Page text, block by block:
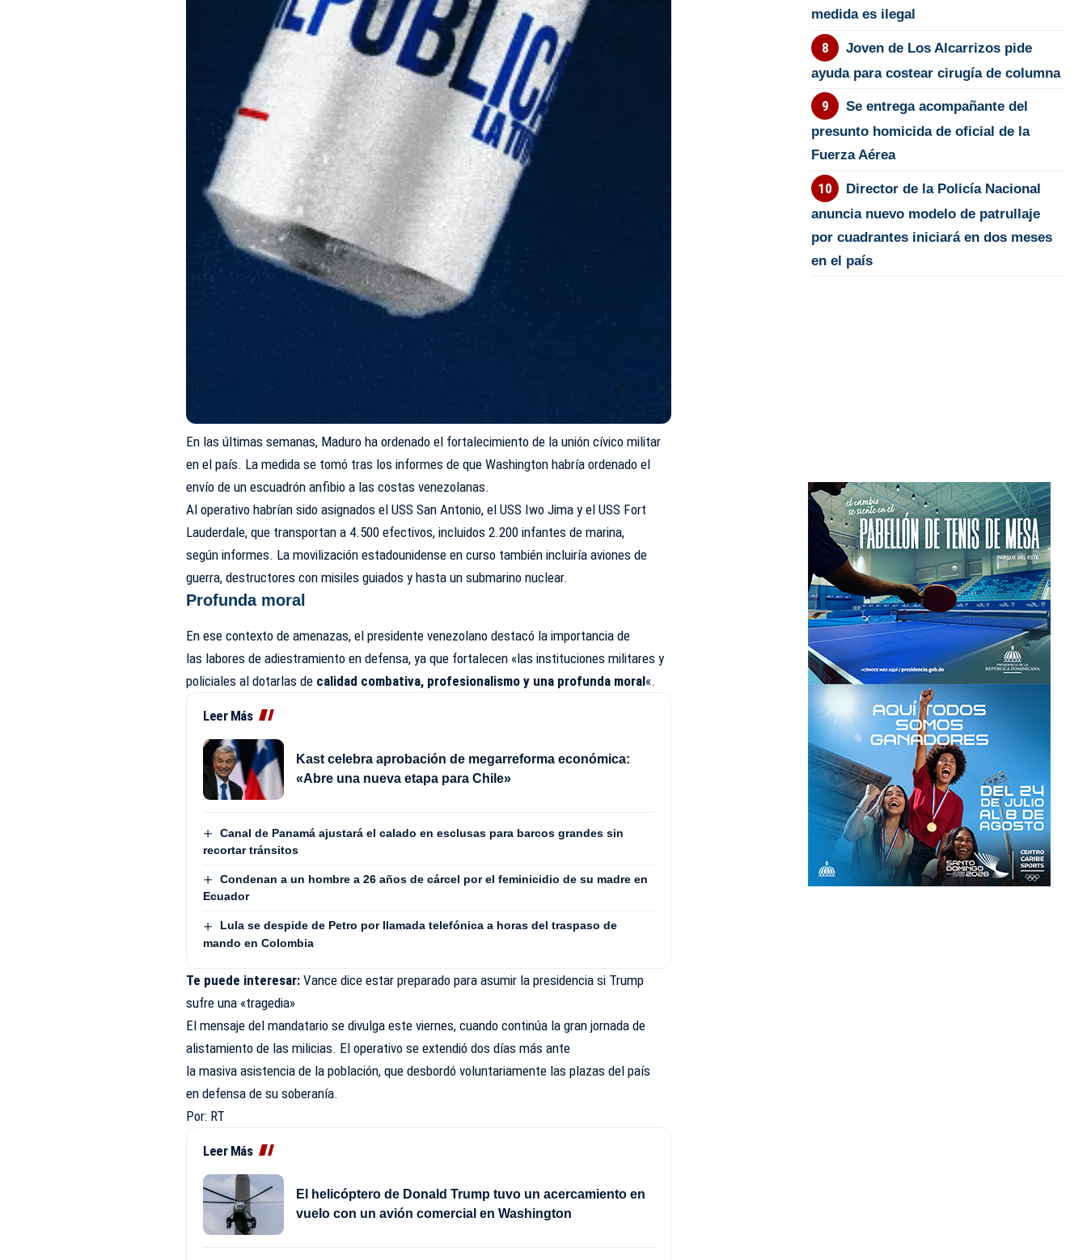
En las últimas semanas, Maduro ha ordenado el fortalecimiento de la unión cívico militar
en el país. La medida se tomó tras los informes de que Washington habría ordenado el
envío de un escuadrón anfibio a las costas venezolanas.
Al operativo habrían sido asignados el USS San Antonio, el USS Iwo Jima y el USS Fort
Lauderdale, que transportan a 4.500 efectivos, incluidos 2.200 infantes de marina,
segúninformes. La movilización estadounidense en curso también incluiría aviones de
guerra, destructores con misiles guiados y hasta un submarino nuclear.
Profunda moral
En ese contexto de amenazas, el presidente venezolano destacó la importancia de
las labores de adiestramiento en defensa, ya que fortalecen «las instituciones militares y
policiales al dotarlas de calidad combativa, profesionalismo y una profunda moral«.
Leer Más
Kast celebra aprobación de megarreforma económica:
«Abre una nueva etapa para Chile»
Canal de Panamá ajustará el calado en esclusas para barcos grandes sin
recortar tránsitos
Condenan a un hombre a 26 años de cárcel por el feminicidio de su madre en
Ecuador
Lula se despide de Petro por llamada telefónica a horas del traspaso de
mando en Colombia
Te puede interesar:Vance dice estar preparado para asumir la presidencia si Trump
sufre una «tragedia»
El mensaje del mandatario se divulga este viernes, cuandocontinúa la gran jornada de
alistamiento de las milicias. El operativo se extendió dos días más ante
lamasiva asistencia de la población, que desbordó voluntariamente las plazas del país
en defensa de su soberanía.
Por: RT
Leer Más
El helicóptero de Donald Trump tuvo un acercamiento en
vuelo con un avión comercial en Washington
medida es ilegal
Joven de Los Alcarrizos pide
ayuda para costear cirugía de columna
Se entrega acompañante del
presunto homicida de oficial de la
Fuerza Aérea
Director de la Policía Nacional
anuncia nuevo modelo de patrullaje
por cuadrantes iniciará en dos meses
en el país